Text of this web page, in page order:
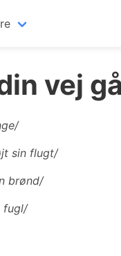
vej
sin flugt/
brønd/
fugl/